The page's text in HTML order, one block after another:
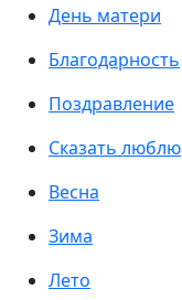
День матери
Благодарность
Поздравление
Сказать люблю
Весна
Зима
Лето